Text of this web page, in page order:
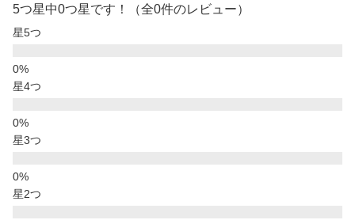
5つ星中0つ星です！（全0件のレビュー）
星5つ
星4つ
星3つ
星2つ